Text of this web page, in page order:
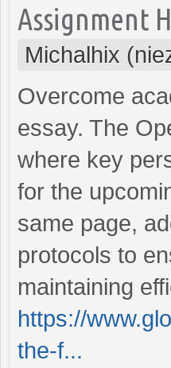
Assignment
Michalhix
Overcome
essay. The
where key
for the
same page,
protocols to
maintaining
https://
the-f...